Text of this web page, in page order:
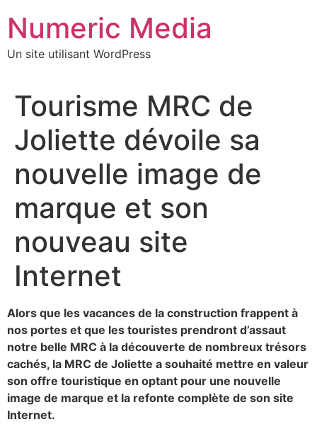
contenu
Numeric Media
Un site utilisant WordPress
Tourisme MRC de
Joliette dévoile sa
nouvelle image de
marque et son
nouveau site
Internet
Alors que les vacances de la construction frappent à
nos portes et que les touristes prendront d’assaut
notre belle MRC à la découverte de nombreux trésors
cachés, la MRC de Joliette a souhaité mettre en valeur
son offre touristique en optant pour une nouvelle
image de marque et la refonte complète de son site
Internet.